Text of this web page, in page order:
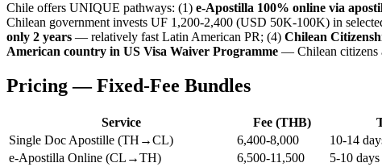
Chile offers UNIQUE pathways: (1) e-Apostilla 100% online via
Chilean government invests UF 1,200-2,400 (USD 50K-100K) in
only 2 years — relatively fast Latin American PR; (4) Chilean
American country in US Visa Waiver Programme — Chilean citizens
Pricing — Fixed-Fee Bundles
Service Fee (THB)
Single Doc Apostille (TH→CL)
6,400-8,000
10-14
e-Apostilla Online (CL→TH)
6,500-11,500
5-10